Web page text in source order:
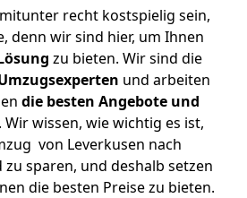
recht kostspielig sein,
denn wir sind hier, um Ihnen
zu bieten. Wir sind die
und arbeiten
die besten Angebote und
Wir wissen, wie wichtig es ist,
von Leverkusen nach
zu sparen, und deshalb setzen
die besten Preise zu bieten.